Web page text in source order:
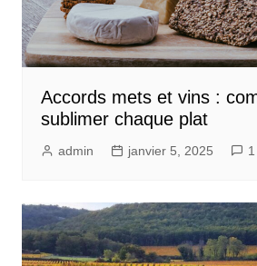
Accords mets et vins :
sublimer chaque plat
admin janvier 5, 2025 1